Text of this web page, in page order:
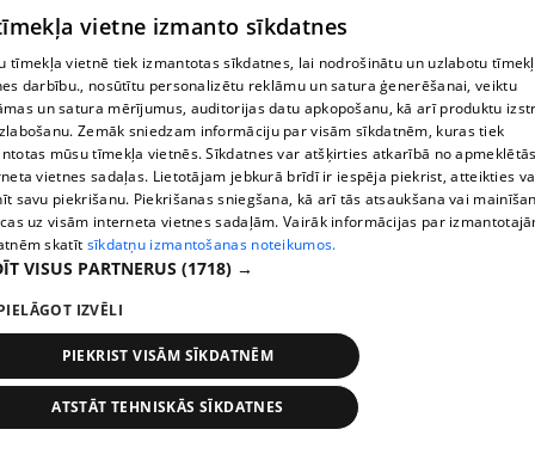
pirms 2 nedēļām, 6 dienām
Margarita Kolosova atklāti par dronu radīto
nedrošības sajūtu Latgalē
72. epizode
vietne izmanto sīkdatnes
tīmekļa vietnē tiek izmantotas sīkdatnes, lai nodrošinātu un uzlabotu
darbību., nosūtītu personalizētu reklāmu un satura ģenerēšanai, veiktu
un satura mērījumus, auditorijas datu apkopošanu, kā arī produktu
Zemāk sniedzam informāciju par visām sīkdatnēm, kuras tiek
mūsu tīmekļa vietnēs. Sīkdatnes var atšķirties atkarībā no
vietnes sadaļas. Lietotājam jebkurā brīdī ir iespēja piekrist, atteikties
savu piekrišanu. Piekrišanas sniegšana, kā arī tās atsaukšana vai
uz visām interneta vietnes sadaļām. Vairāk informācijas par
skatīt sīkdatņu izmantošanas noteikumos.
VISUS PARTNERUS (1718) →
IZVĒLI
PIEKRIST VISĀM SĪKDATNĒM
ATSTĀT TEHNISKĀS SĪKDATNES